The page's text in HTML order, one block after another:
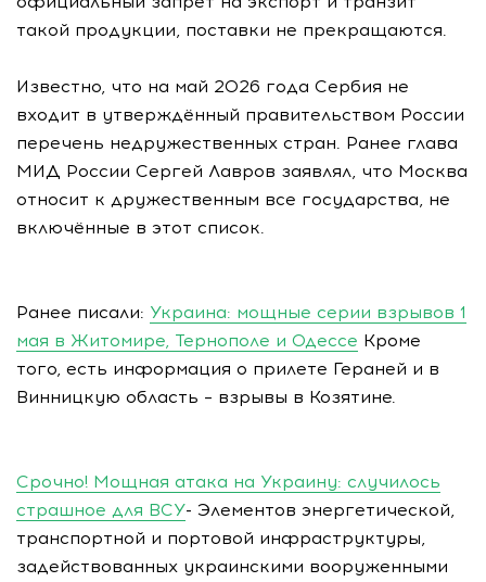
такой продукции, поставки не прекращаются.
Известно, что на май 2026 года Сербия не
входит в утверждённый правительством России
перечень недружественных стран. Ранее глава
МИД России Сергей Лавров заявлял, что Москва
относит к дружественным все государства, не
включённые в этот список.
Ранее писали: Украина: мощные серии взрывов 1
мая в Житомире, Тернополе и Одессе Кроме
того, есть информация о прилете Гераней и в
Винницкую область – взрывы в Козятине.
Срочно! Мощная атака на Украину: случилось
страшное для ВСУ- Элементов энергетической,
транспортной и портовой инфраструктуры,
задействованных украинскими вооруженными